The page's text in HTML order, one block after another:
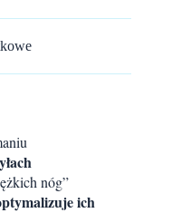
nóg”
ich